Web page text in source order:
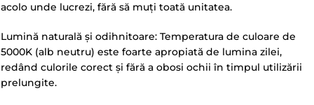
acolo unde lucrezi, fără să muți toată unitatea.
Lumină naturală și odihnitoare: Temperatura de culoare de
5000K (alb neutru) este foarte apropiată de lumina zilei,
redând culorile corect și fără a obosi ochii în timpul utilizării
prelungite.